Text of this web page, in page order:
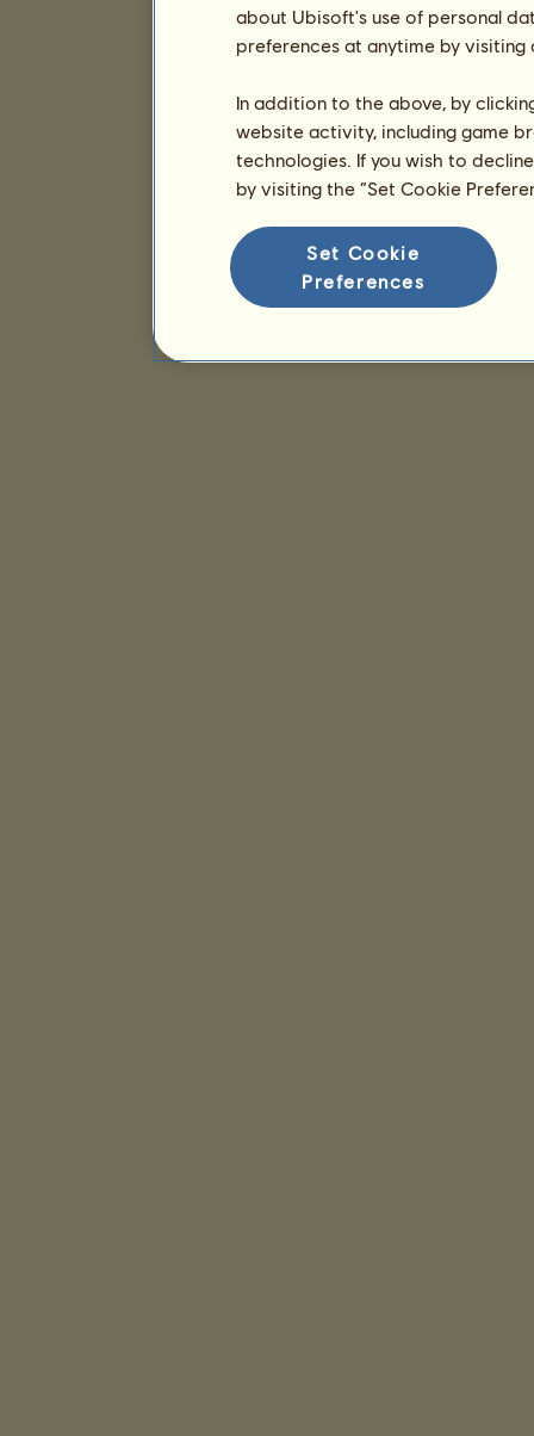
about Ubisoft's use of personal
preferences at anytime by
In addition to the above, by
website activity, including game
technologies. If you wish to
by visiting the “Set Cookie
Set Cookie
Preferences